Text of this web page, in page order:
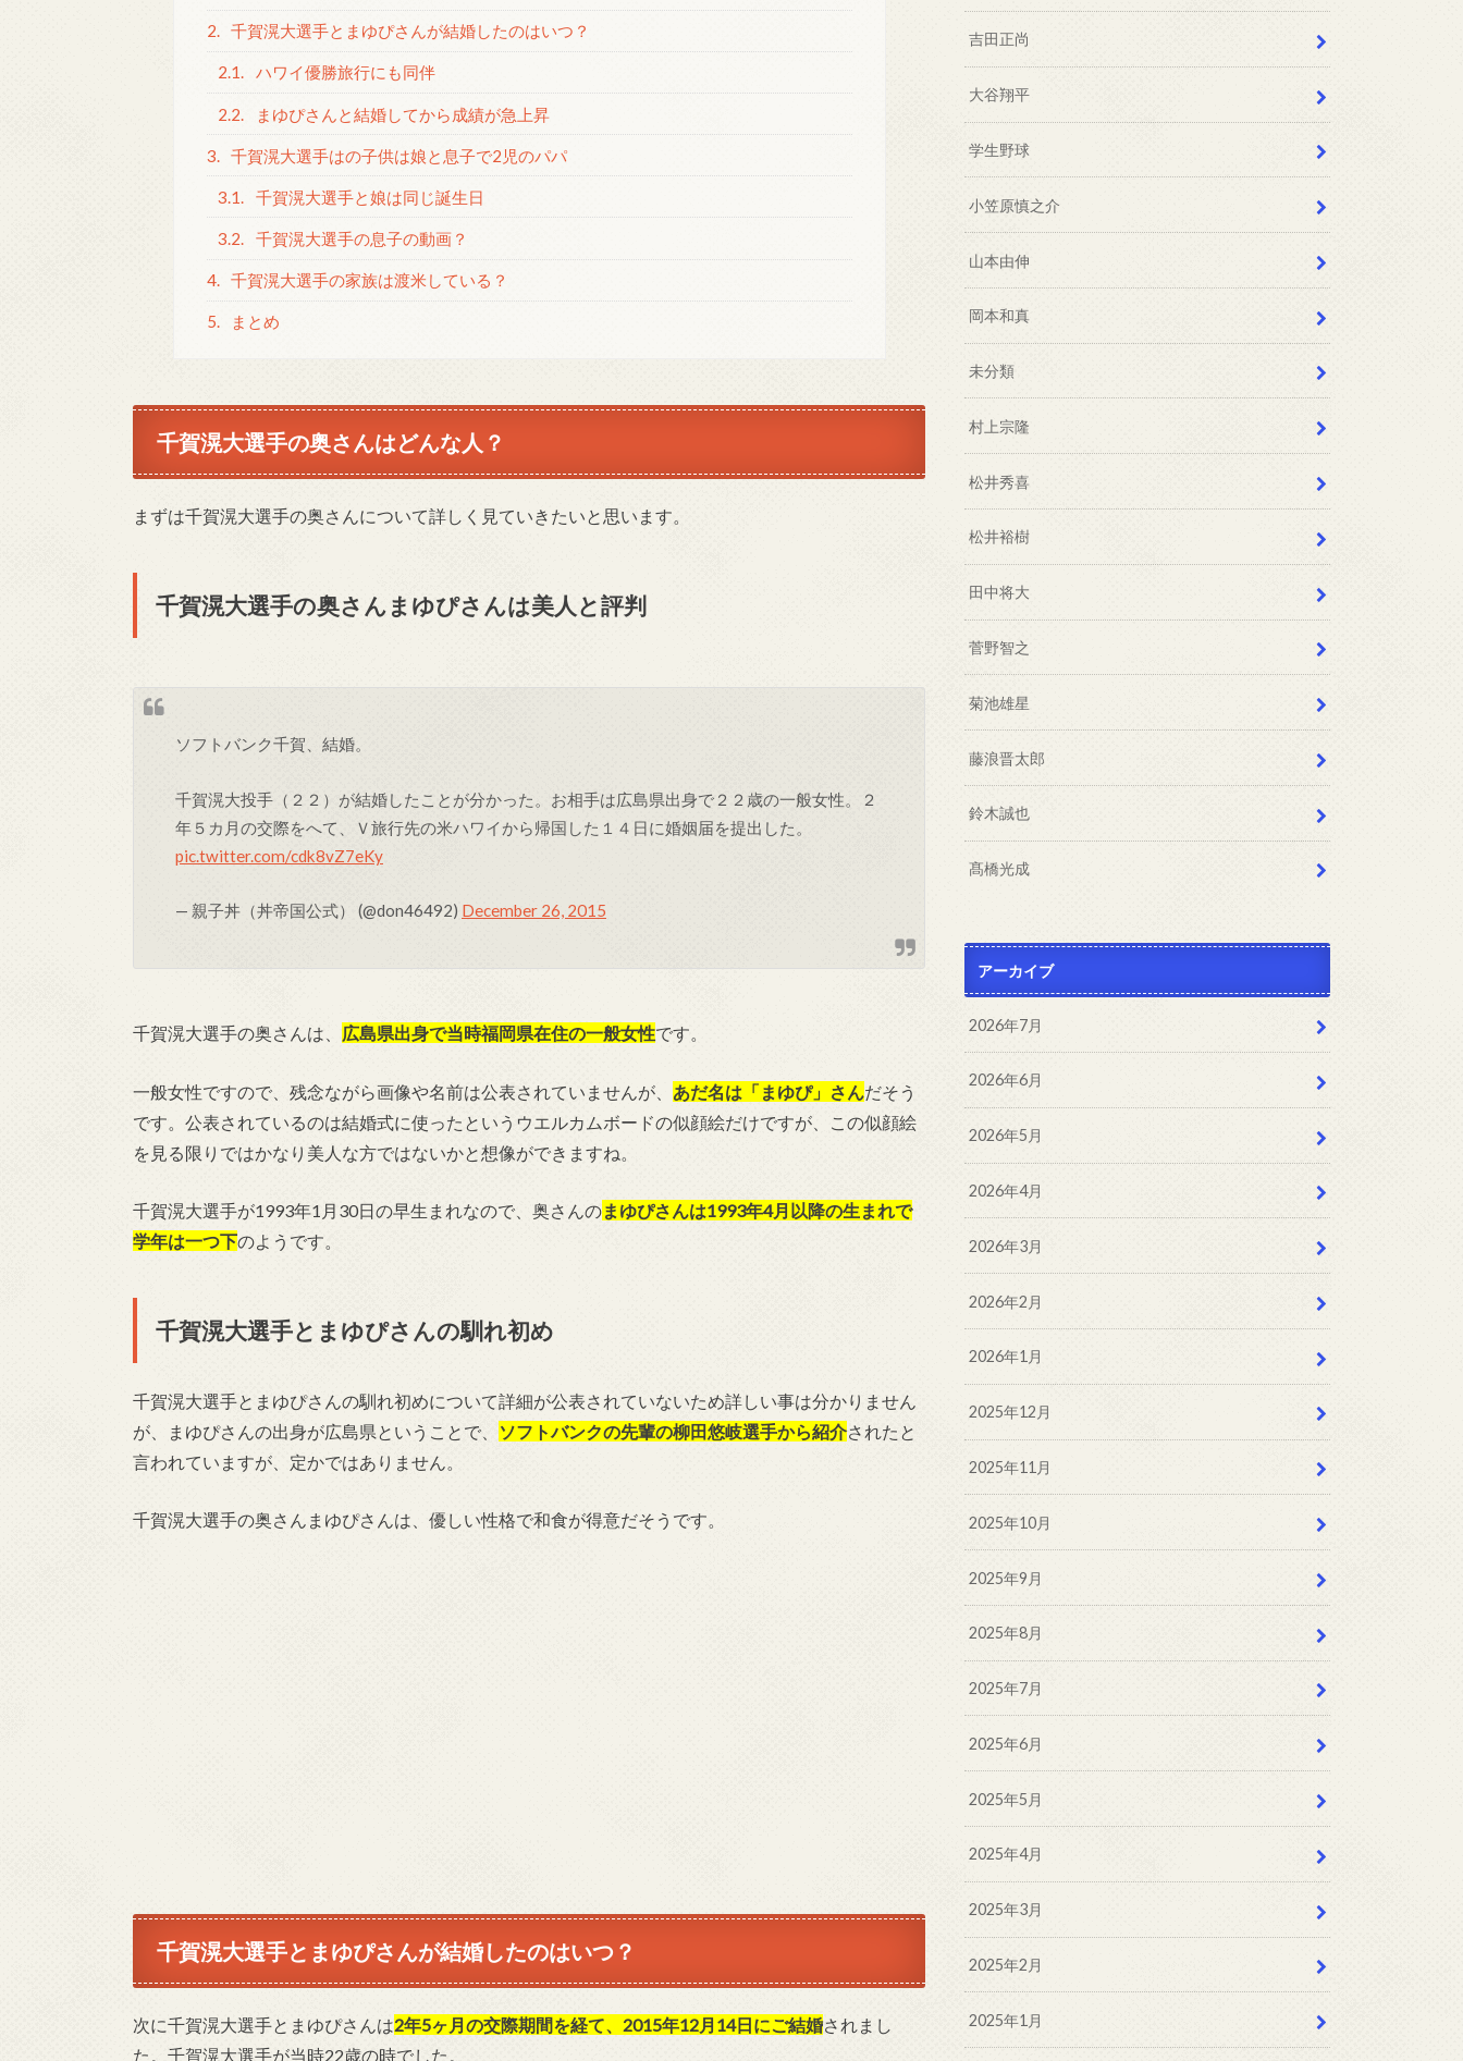
2. 千賀滉大選手とまゆぴさんが結婚したのはいつ？
2.1. ハワイ優勝旅行にも同伴
2.2. まゆぴさんと結婚してから成績が急上昇
3. 千賀滉大選手はの子供は娘と息子で2児のパパ
3.1. 千賀滉大選手と娘は同じ誕生日
3.2. 千賀滉大選手の息子の動画？
4. 千賀滉大選手の家族は渡米している？
5. まとめ
千賀滉大選手の奥さんはどんな人？
まずは千賀滉大選手の奥さんについて詳しく見ていきたいと思います。
千賀滉大選手の奥さんまゆぴさんは美人と評判
ソフトバンク千賀、結婚。
千賀滉大投手（２２）が結婚したことが分かった。お相手は広島県出身で２２歳の一般女性。２
年５カ月の交際をへて、Ｖ旅行先の米ハワイから帰国した１４日に婚姻届を提出した。
pic.twitter.com/cdk8vZ7eKy
— 親子丼（丼帝国公式） (@don46492) December 26, 2015
千賀滉大選手の奥さんは、 広島県出身で当時福岡県在住の一般女性です。
一般女性ですので、残念ながら画像や名前は公表されていませんが、 あだ名は「まゆぴ」さんだそう
です。公表されているのは結婚式に使ったというウエルカムボードの似顔絵だけですが、この似顔絵
を見る限りではかなり美人な方ではないかと想像ができますね。
千賀滉大選手が1993年1月30日の早生まれなので、奥さんのまゆぴさんは1993年4月以降の生まれで
学年は一つ下のようです。
千賀滉大選手とまゆぴさんの馴れ初め
千賀滉大選手とまゆぴさんの馴れ初めについて詳細が公表されていないため詳しい事は分かりません
が、まゆぴさんの出身が広島県ということで、
ソフトバンクの先輩の柳田悠岐選手から紹介されたと
言われていますが、定かではありません。
千賀滉大選手の奥さんまゆぴさんは、優しい性格で和食が得意だそうです。
千賀滉大選手とまゆぴさんが結婚したのはいつ？
次に千賀滉大選手とまゆぴさんは2年5ヶ月の交際期間を経て、2015年12月14日にご結婚されまし
た。千賀滉大選手が当時22歳の時でした。
吉田正尚
大谷翔平
学生野球
小笠原慎之介
山本由伸
岡本和真
未分類
村上宗隆
松井秀喜
松井裕樹
田中将大
菅野智之
菊池雄星
藤浪晋太郎
鈴木誠也
髙橋光成
アーカイブ
2026年7月
2026年6月
2026年5月
2026年4月
2026年3月
2026年2月
2026年1月
2025年12月
2025年11月
2025年10月
2025年9月
2025年8月
2025年7月
2025年6月
2025年5月
2025年4月
2025年3月
2025年2月
2025年1月